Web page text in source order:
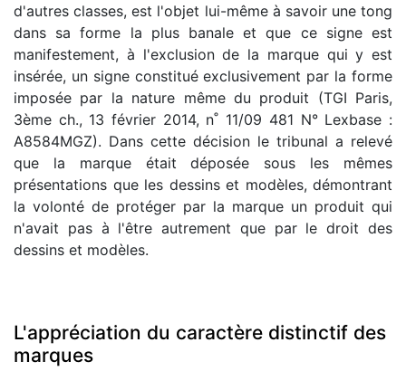
d'autres classes, est l'objet lui-même à savoir une tong
dans sa forme la plus banale et que ce signe est
manifestement, à l'exclusion de la marque qui y est
insérée, un signe constitué exclusivement par la forme
imposée par la nature même du produit (TGI Paris,
3ème ch., 13 février 2014, n˚ 11/09 481 N° Lexbase :
A8584MGZ). Dans cette décision le tribunal a relevé
que la marque était déposée sous les mêmes
présentations que les dessins et modèles, démontrant
la volonté de protéger par la marque un produit qui
n'avait pas à l'être autrement que par le droit des
dessins et modèles.
L'appréciation du caractère distinctif des
marques